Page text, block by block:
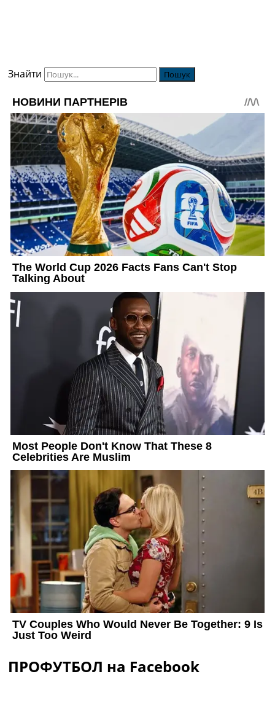
Знайти
ПРОФУТБОЛ на Facebook